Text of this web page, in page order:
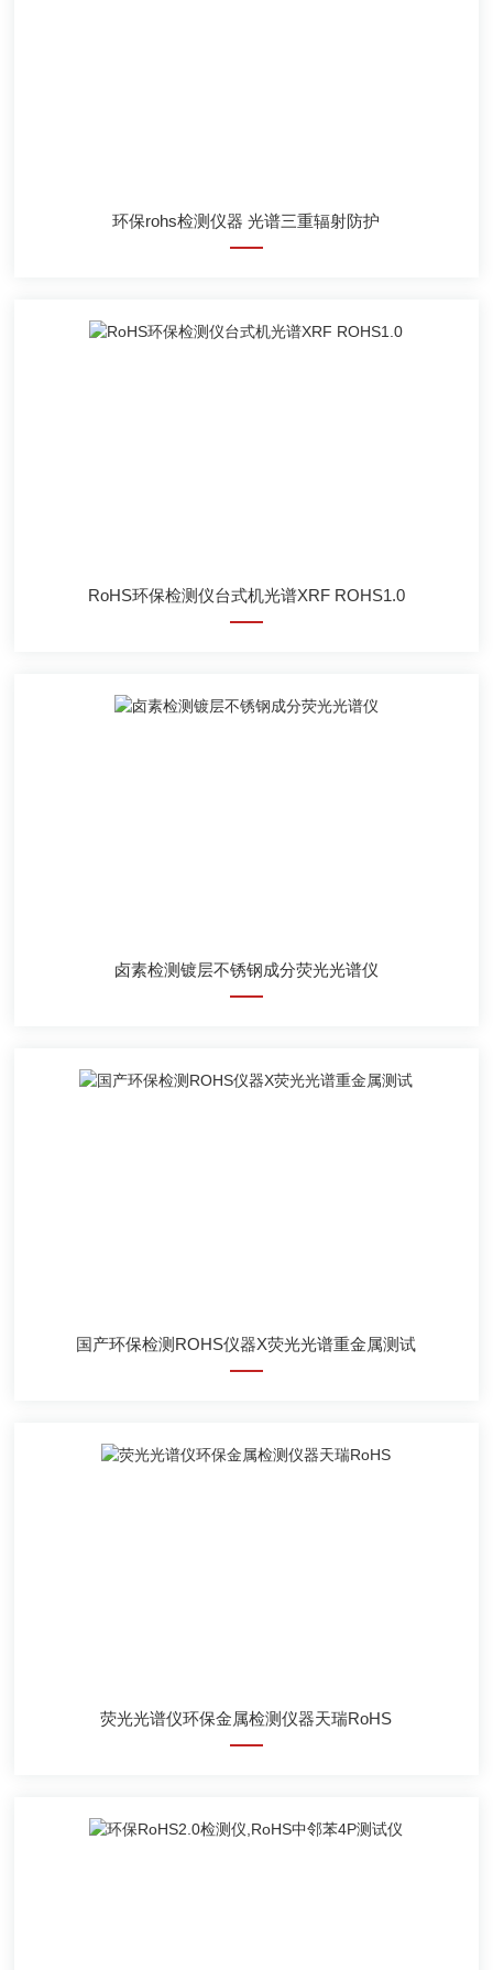
环保rohs检测仪器 光谱三重辐射防护
RoHS环保检测仪台式机光谱XRF ROHS1.0
卤素检测镀层不锈钢成分荧光光谱仪
国产环保检测ROHS仪器X荧光光谱重金属测试
荧光光谱仪环保金属检测仪器天瑞RoHS